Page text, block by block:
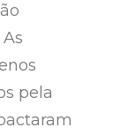
pela